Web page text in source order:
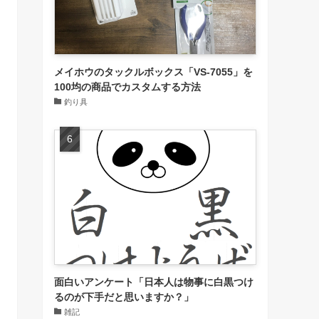
メイホウのタックルボックス「VS-7055」を
100均の商品でカスタムする方法
釣り具
面白いアンケート「日本人は物事に白黒つけ
るのが下手だと思いますか？」
雑記